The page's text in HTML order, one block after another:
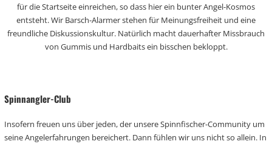
für die Startseite einreichen, so dass hier ein bunter Angel-Kosmos
entsteht. Wir Barsch-Alarmer stehen für Meinungsfreiheit und eine
freundliche Diskussionskultur. Natürlich macht dauerhafter Missbrauch
von Gummis und Hardbaits ein bisschen bekloppt.
Spinnangler-Club
Insofern freuen uns über jeden, der unsere Spinnfischer-Community um
seine Angelerfahrungen bereichert. Dann fühlen wir uns nicht so allein. In